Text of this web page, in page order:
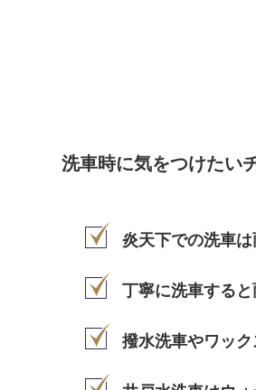
洗車時に気をつけたい
炎天下での洗車は
丁寧に洗車すると
撥水洗車やワッ